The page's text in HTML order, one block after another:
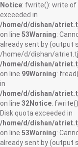
Notice: fwrite(): write of
exceeded in
/home/d/dishan/
on line 53Warning:
already sent by (output
/home/d/dishan/
/home/d/dishan/
on line 99Warning:
in
/home/d/dishan/
on line 32Notice:
Disk quota exceeded in
/home/d/dishan/
on line 53Warning:
already sent by (output